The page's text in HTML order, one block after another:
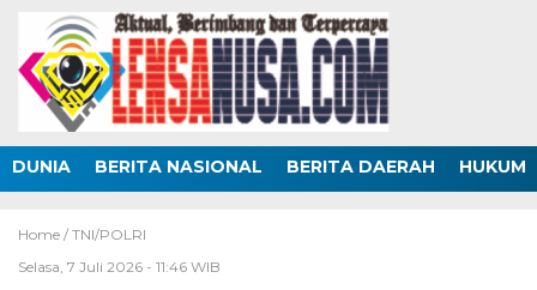
DUNIA BERITA NASIONAL BERITA DAERAH HUKUM
Home / TNI/POLRI
Selasa, 7 Juli 2026 - 11:46 WIB